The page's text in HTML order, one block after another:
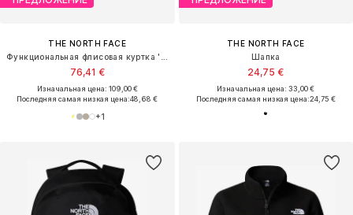
THE NORTH FACE
76,41 €
Изначальная цена: 109,00 €
Последняя самая низкая цена:48,68 €
+1
THE NORTH FACE
Шапка
24,75 €
Изначальная цена: 33,00 €
Последняя самая низкая цена:24,75 €